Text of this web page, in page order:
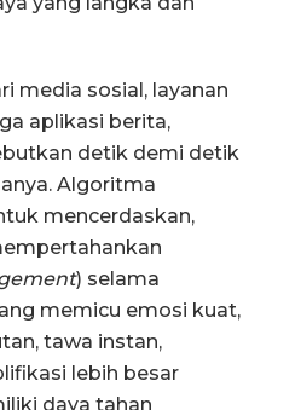
media sosial, layanan
aplikasi berita,
detik demi detik
Algoritma
mencerdaskan,
) selama
memicu emosi kuat,
tawa instan,
lebih besar
daya tahan